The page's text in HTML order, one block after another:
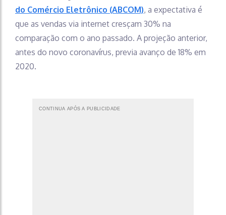
do Comércio Eletrônico (ABCOM), a expectativa é
que as vendas via internet cresçam 30% na
comparação com o ano passado. A projeção anterior,
antes do novo coronavírus, previa avanço de 18% em
2020.
CONTINUA APÓS A PUBLICIDADE